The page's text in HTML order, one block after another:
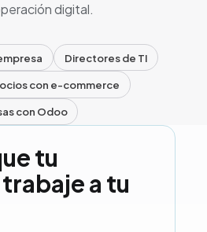
digital.
Directores de TI
con e-commerce
con Odoo
tu
a tu